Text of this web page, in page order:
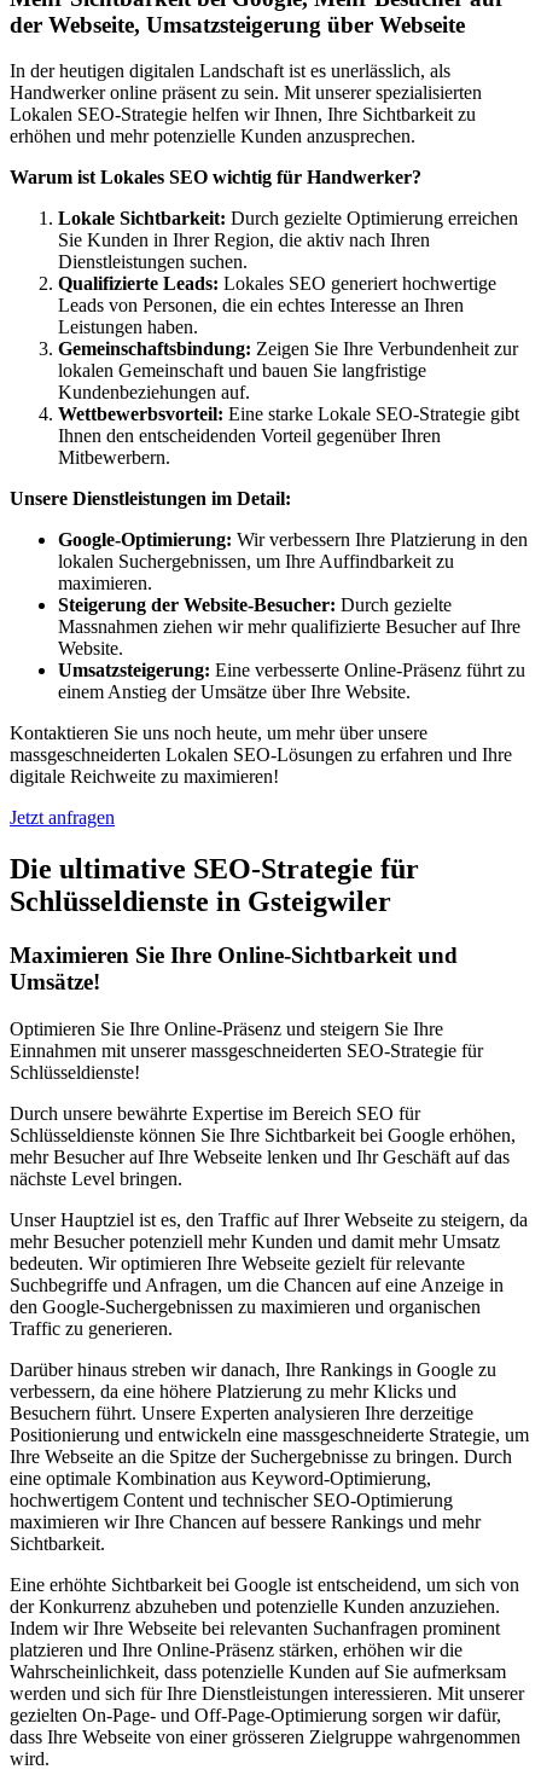
der Webseite, Umsatzsteigerung über Webseite
In der heutigen digitalen Landschaft ist es unerlässlich, als
Handwerker online präsent zu sein. Mit unserer spezialisierten
Lokalen SEO-Strategie helfen wir Ihnen, Ihre Sichtbarkeit zu
erhöhen und mehr potenzielle Kunden anzusprechen.
Warum ist Lokales SEO wichtig für Handwerker?
Lokale Sichtbarkeit: Durch gezielte Optimierung erreichen
Sie Kunden in Ihrer Region, die aktiv nach Ihren
Dienstleistungen suchen.
Qualifizierte Leads: Lokales SEO generiert hochwertige
Leads von Personen, die ein echtes Interesse an Ihren
Leistungen haben.
Gemeinschaftsbindung: Zeigen Sie Ihre Verbundenheit zur
lokalen Gemeinschaft und bauen Sie langfristige
Kundenbeziehungen auf.
Wettbewerbsvorteil: Eine starke Lokale SEO-Strategie gibt
Ihnen den entscheidenden Vorteil gegenüber Ihren
Mitbewerbern.
Unsere Dienstleistungen im Detail:
Google-Optimierung: Wir verbessern Ihre Platzierung in den
lokalen Suchergebnissen, um Ihre Auffindbarkeit zu
maximieren.
Steigerung der Website-Besucher: Durch gezielte
Massnahmen ziehen wir mehr qualifizierte Besucher auf Ihre
Website.
Umsatzsteigerung: Eine verbesserte Online-Präsenz führt zu
einem Anstieg der Umsätze über Ihre Website.
Kontaktieren Sie uns noch heute, um mehr über unsere
massgeschneiderten Lokalen SEO-Lösungen zu erfahren und Ihre
digitale Reichweite zu maximieren!
Jetzt anfragen
Die ultimative SEO-Strategie für
Schlüsseldienste in Gsteigwiler
Maximieren Sie Ihre Online-Sichtbarkeit und
Umsätze!
Optimieren Sie Ihre Online-Präsenz und steigern Sie Ihre
Einnahmen mit unserer massgeschneiderten SEO-Strategie für
Schlüsseldienste!
Durch unsere bewährte Expertise im Bereich SEO für
Schlüsseldienste können Sie Ihre Sichtbarkeit bei Google erhöhen,
mehr Besucher auf Ihre Webseite lenken und Ihr Geschäft auf das
nächste Level bringen.
Unser Hauptziel ist es, den Traffic auf Ihrer Webseite zu steigern, da
mehr Besucher potenziell mehr Kunden und damit mehr Umsatz
bedeuten. Wir optimieren Ihre Webseite gezielt für relevante
Suchbegriffe und Anfragen, um die Chancen auf eine Anzeige in
den Google-Suchergebnissen zu maximieren und organischen
Traffic zu generieren.
Darüber hinaus streben wir danach, Ihre Rankings in Google zu
verbessern, da eine höhere Platzierung zu mehr Klicks und
Besuchern führt. Unsere Experten analysieren Ihre derzeitige
Positionierung und entwickeln eine massgeschneiderte Strategie, um
Ihre Webseite an die Spitze der Suchergebnisse zu bringen. Durch
eine optimale Kombination aus Keyword-Optimierung,
hochwertigem Content und technischer SEO-Optimierung
maximieren wir Ihre Chancen auf bessere Rankings und mehr
Sichtbarkeit.
Eine erhöhte Sichtbarkeit bei Google ist entscheidend, um sich von
der Konkurrenz abzuheben und potenzielle Kunden anzuziehen.
Indem wir Ihre Webseite bei relevanten Suchanfragen prominent
platzieren und Ihre Online-Präsenz stärken, erhöhen wir die
Wahrscheinlichkeit, dass potenzielle Kunden auf Sie aufmerksam
werden und sich für Ihre Dienstleistungen interessieren. Mit unserer
gezielten On-Page- und Off-Page-Optimierung sorgen wir dafür,
dass Ihre Webseite von einer grösseren Zielgruppe wahrgenommen
wird.